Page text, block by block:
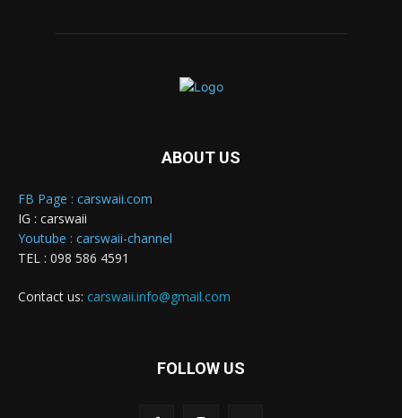
ABOUT US
FB Page : carswaii.com
IG : carswaii
Youtube : carswaii-channel
TEL : 098 586 4591
Contact us: carswaii.info@gmail.com
FOLLOW US